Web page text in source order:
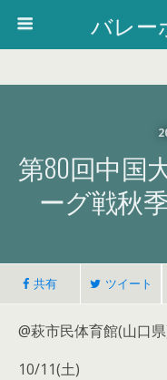
バレー
第80回中国
ーグ戦秋
共有 ツイート
@萩市民体育館(山口
10/11(土)